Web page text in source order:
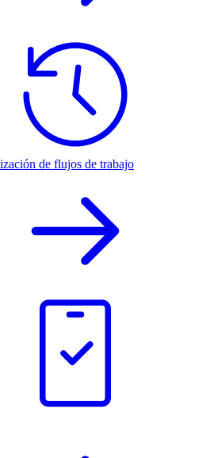
de flujos de trabajo